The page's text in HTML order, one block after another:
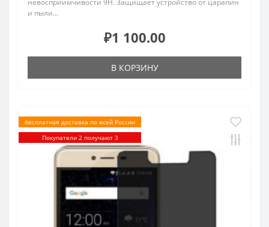
и пыли...
₽1 100.00
В КОРЗИНУ
бесплатная доставка по всей России
Покупатели 2 получают 3